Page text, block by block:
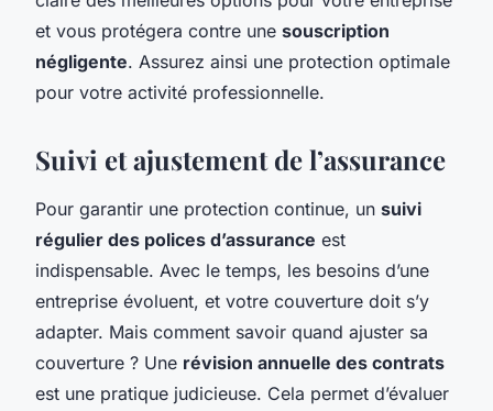
et vous protégera contre une souscription
négligente. Assurez ainsi une protection optimale
pour votre activité professionnelle.
Suivi et ajustement de l’assurance
Pour garantir une protection continue, un suivi
régulier des polices d’assurance est
indispensable. Avec le temps, les besoins d’une
entreprise évoluent, et votre couverture doit s’y
adapter. Mais comment savoir quand ajuster sa
couverture ? Une révision annuelle des contrats
est une pratique judicieuse. Cela permet d’évaluer